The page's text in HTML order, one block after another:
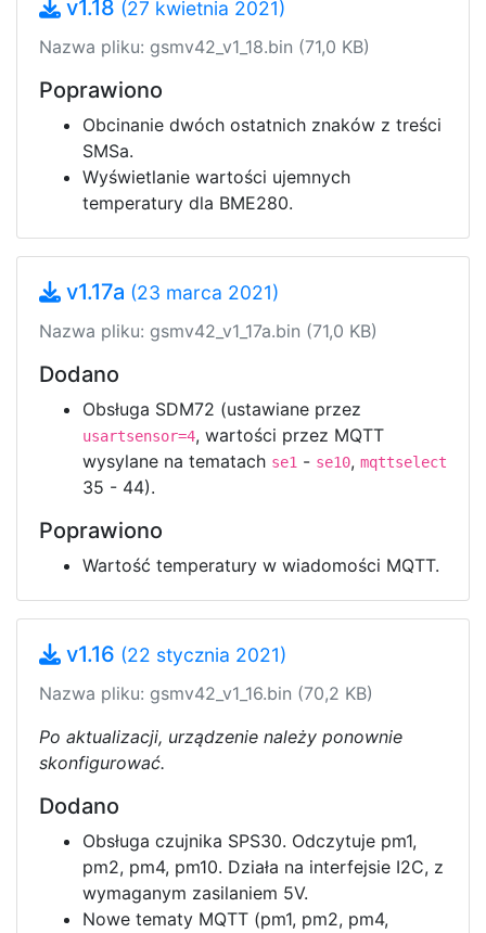
v1.18 (27 kwietnia 2021)
Nazwa pliku: gsmv42_v1_18.bin (71,0 KB)
Poprawiono
Obcinanie dwóch ostatnich znaków z treści
SMSa.
Wyświetlanie wartości ujemnych
temperatury dla BME280.
v1.17a (23 marca 2021)
Nazwa pliku: gsmv42_v1_17a.bin (71,0 KB)
Dodano
Obsługa SDM72 (ustawiane przez
usartsensor=4, wartości przez MQTT
wysylane na tematach se1 - se10, mqttselect
35 - 44).
Poprawiono
Wartość temperatury w wiadomości MQTT.
v1.16 (22 stycznia 2021)
Nazwa pliku: gsmv42_v1_16.bin (70,2 KB)
Po aktualizacji, urządzenie należy ponownie
skonfigurować.
Dodano
Obsługa czujnika SPS30. Odczytuje pm1,
pm2, pm4, pm10. Działa na interfejsie I2C, z
wymaganym zasilaniem 5V.
Nowe tematy MQTT (pm1, pm2, pm4,